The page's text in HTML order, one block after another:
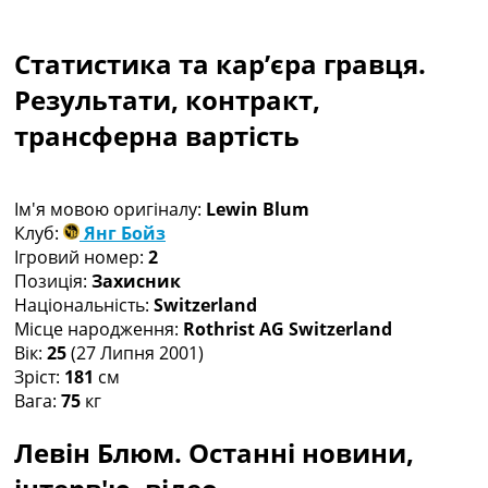
Чемпіонат Світу
Україна. Прем’єр-Ліга
Україна. Перша Ліга
Ліга Чемпіонів
Ще Турніри >>>
Таблиці
Чемпіонат Світу. Турнирні таблиці
Таблиця УПЛ
Перша Ліга
Таблиця АПЛ
Таблиця Ла Ліги
Таблиця Ліги Чемпіонів
Всі таблиці >>>
Рейтинг країн УЄФА
Рейтинг клубів УЄФА
Статистика та кар’єра гравця.
Результати, контракт,
трансферна вартість
Ім'я мовою оригіналу: Lewin Blum
Клуб:
Янг Бойз
Ігровий номер: 2
Позиція: Захисник
Національність: Switzerland
Місце народження: Rothrist AG Switzerland
Вік: 25(27 Липня 2001)
Зріст: 181 см
Вага: 75 кг
Левін Блюм. Останні новини,